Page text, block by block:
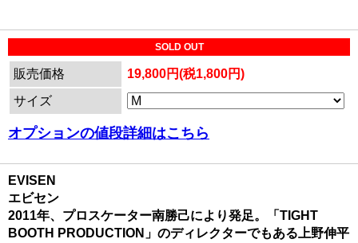
SOLD OUT
販売価格
19,800円(税1,800円)
サイズ
オプションの値段詳細はこちら
EVISEN
エビセン
2011年、プロスケーター南勝己により発足。「TIGHT
BOOTH PRODUCTION」のディレクターでもある上野伸平